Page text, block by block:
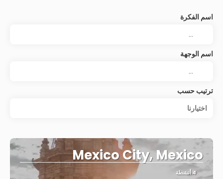
اسم الفكرة
اسم الوجهة
ترتيب حسب
اختيارنا
Mexico City, Mexico
4 أنشطة